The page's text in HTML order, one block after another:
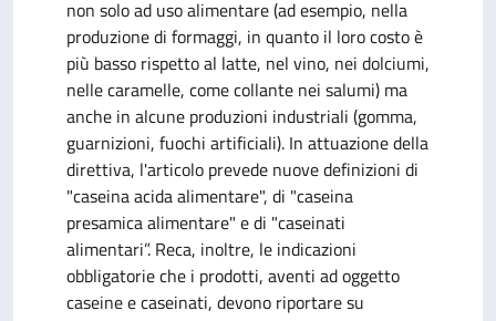
non solo ad uso alimentare (ad esempio, nella
produzione di formaggi, in quanto il loro costo è
più basso rispetto al latte, nel vino, nei dolciumi,
nelle caramelle, come collante nei salumi) ma
anche in alcune produzioni industriali (gomma,
guarnizioni, fuochi artificiali). In attuazione della
direttiva, l'articolo prevede nuove definizioni di
"caseina acida alimentare", di "caseina
presamica alimentare" e di "caseinati
alimentari”. Reca, inoltre, le indicazioni
obbligatorie che i prodotti, aventi ad oggetto
caseine e caseinati, devono riportare su